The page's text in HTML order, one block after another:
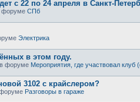
с 22 по 24 апреля в Санкт-
форуме СПб
Электрика
в этом году.
в форуме Мероприятия, где участвовал клуб
3102 с крайслером?
Разговоры в гараже